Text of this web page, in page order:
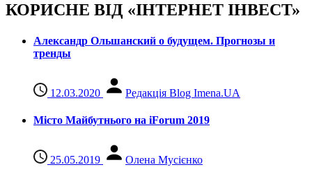
КОРИСНЕ ВІД «ІНТЕРНЕТ ІНВЕСТ»
Александр Ольшанский о будущем. Прогнозы и
тренды
12.03.2020 Редакція Blog Imena.UA
Місто Майбутнього на iForum 2019
25.05.2019 Олена Мусієнко